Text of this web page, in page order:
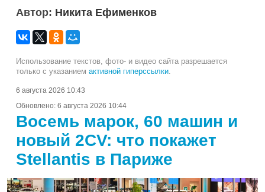
Автор: Никита Ефименков
Использование текстов, фото- и видео сайта разрешается
только с указанием активной гиперссылки
6 августа 2026 10:43
Обновлено: 6 августа 2026 10:44
Восемь марок, 60 машин и
новый 2CV: что покажет
Stellantis в Париже